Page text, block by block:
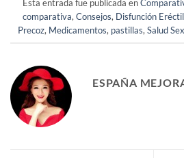
Esta entrada fue publicada en
comparativa, Consejos, Disfunción Eréctil
Precoz, Medicamentos, pastillas, Salud
ESPAÑA